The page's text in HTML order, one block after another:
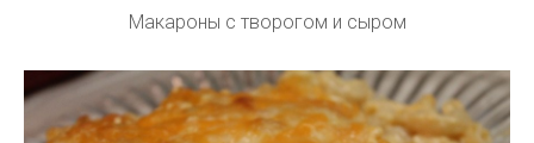
Макароны с творогом и сыром